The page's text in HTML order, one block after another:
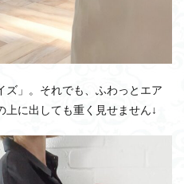
ズ」。それでも、ふわっとエア
上に出しても重く見せません↓